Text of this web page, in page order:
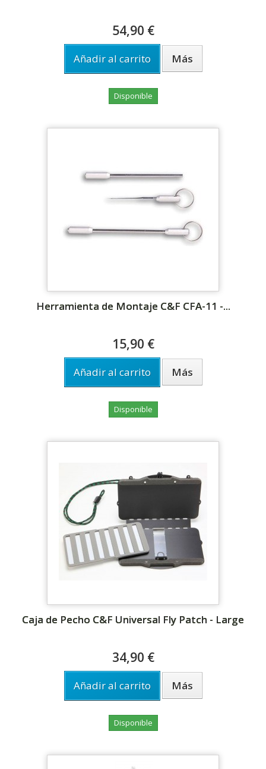
54,90 €
Añadir al carrito Más
Disponible
Herramienta de Montaje C&F CFA-11 -...
15,90 €
Añadir al carrito Más
Disponible
Caja de Pecho C&F Universal Fly Patch - Large
34,90 €
Añadir al carrito Más
Disponible